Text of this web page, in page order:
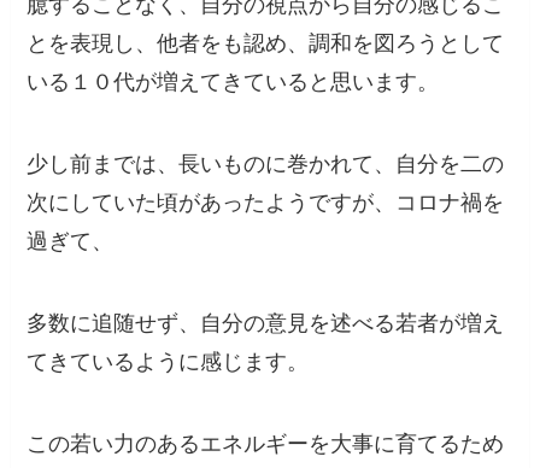
臆することなく、自分の視点から自分の感じるこ
とを表現し、他者をも認め、調和を図ろうとして
いる１０代が増えてきていると思います。
少し前までは、長いものに巻かれて、自分を二の
次にしていた頃があったようですが、コロナ禍を
過ぎて、
多数に追随せず、自分の意見を述べる若者が増え
てきているように感じます。
この若い力のあるエネルギーを大事に育てるため